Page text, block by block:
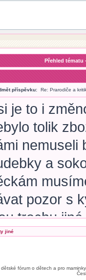
Přehled tématu
příspěvku: Re: Prarodiče a
je to i
tolik
nemuseli
a
pozor s
trochu
příspěvku: Re: Prarodiče a
jiné
dětské fórum o dětech a pro